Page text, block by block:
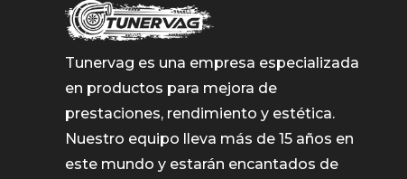
Tunervag es una empresa especializada
en productos para mejora de
prestaciones, rendimiento y estética.
Nuestro equipo lleva más de 15 años en
este mundo y estarán encantados de